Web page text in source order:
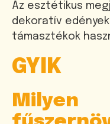
Az esztétikus
dekoratív
támasztékok
GYIK
Milyen